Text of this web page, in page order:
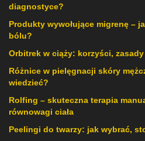
diagnostyce?
Produkty wywołujące migrenę –
bólu?
Orbitrek w ciąży: korzyści,
Różnice w pielęgnacji skóry
wiedzieć?
Rolfing – skuteczna terapia
równowagi ciała
Peelingi do twarzy: jak wybrać,